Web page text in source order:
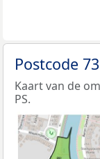
Postcode
Kaart van de
PS.